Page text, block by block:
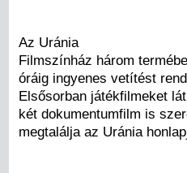
Az Uránia
Filmszínház három
óráig ingyenes vetítést
Elsősorban játékfilmeket
két dokumentumfilm is
megtalálja az Uránia